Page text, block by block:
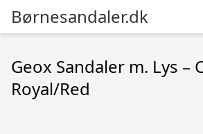
Børnesandaler.dk
Geox Sandaler m. Lys –
Royal/Red